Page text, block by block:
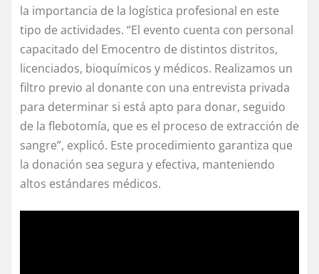
la importancia de la logística profesional en este
tipo de actividades. “El evento cuenta con personal
capacitado del Emocentro de distintos distritos,
licenciados, bioquímicos y médicos. Realizamos un
filtro previo al donante con una entrevista privada
para determinar si está apto para donar, seguido
de la flebotomía, que es el proceso de extracción de
sangre”, explicó. Este procedimiento garantiza que
la donación sea segura y efectiva, manteniendo
altos estándares médicos.